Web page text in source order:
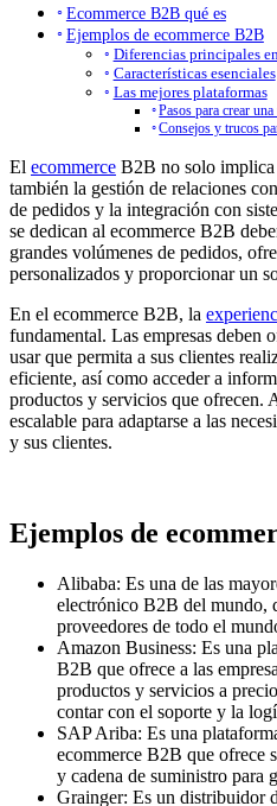
Ecommerce B2B qué es
Ejemplos de ecommerce B2B
Diferencias principales
Características esenciales
Las mejores plataformas
Pasos para crear
Consejos y trucos
El ecommerce B2B no solo implica
también la gestión de relaciones
de pedidos y la integración con
se dedican al ecommerce B2B
grandes volúmenes de pedidos,
personalizados y proporcionar un
En el ecommerce B2B, la
fundamental. Las empresas deben
usar que permita a sus clientes
eficiente, así como acceder a
productos y servicios que ofrecen.
escalable para adaptarse a las
y sus clientes.
Ejemplos de
Alibaba: Es una de las
electrónico B2B del mundo,
proveedores de todo el
Amazon Business: Es una
B2B que ofrece a las
productos y servicios a
contar con el soporte y la
SAP Ariba: Es una
ecommerce B2B que ofrece
y cadena de suministro para
Grainger: Es un distribuidor